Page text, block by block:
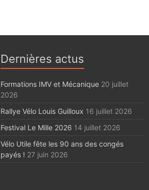
Dernières actus
Formations IMV et Mécanique 20 juillet
2026
Rallye Vélo Louis Guilloux 16 juillet 2026
Festival Le Mille 2026 14 juillet 2026
Vélo Utile fête les 90 ans des congés
payés ! 27 juin 2026